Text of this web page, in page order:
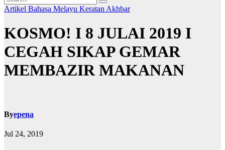
Artikel Bahasa Melayu Keratan Akhbar
KOSMO! I 8 JULAI 2019 I
CEGAH SIKAP GEMAR
MEMBAZIR MAKANAN
Byepena
Jul 24, 2019